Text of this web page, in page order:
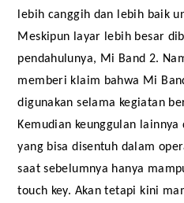
lebih canggih dan lebih baik
Meskipun layar lebih besar
pendahulunya, Mi Band 2.
memberi klaim bahwa Mi
digunakan selama kegiatan
Kemudian keunggulan
yang bisa disentuh dalam
saat sebelumnya hanya
touch key. Akan tetapi kini